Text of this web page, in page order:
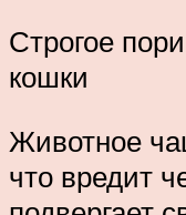
Строгое
кошки
Животное
что вредит